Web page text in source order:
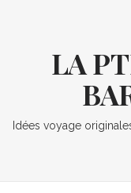
LA
Idées voyage